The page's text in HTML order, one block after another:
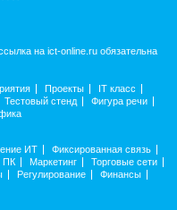
на ict-online.ru обязательна
Проекты
IT класс
Тестовый стенд
Фигура речи
ИТ
Фиксированная связь
ПК Маркетинг
Торговые сети
Регулирование
Финансы